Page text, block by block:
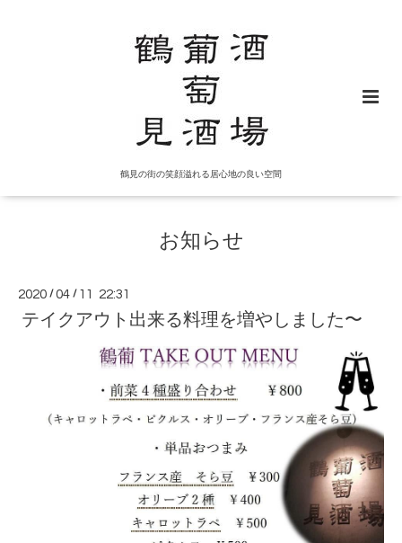
鶴見の街の笑顔溢れる居心地の良い空間
お知らせ
2020 /04 / 11 22:31
テイクアウト出来る料理を増やしました〜